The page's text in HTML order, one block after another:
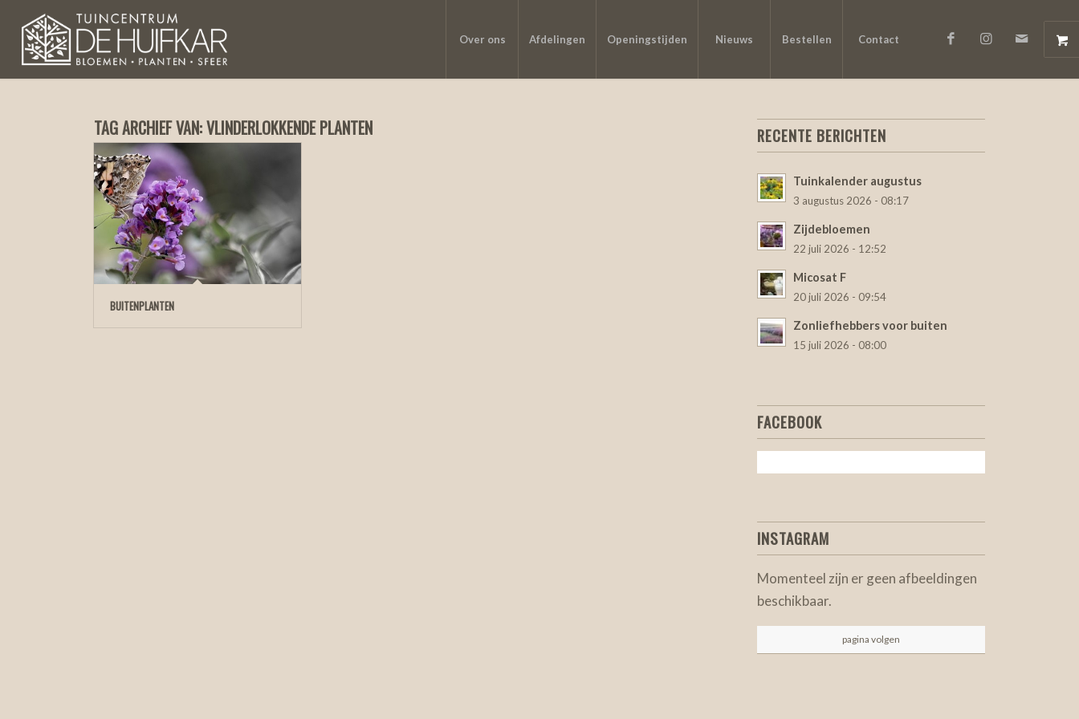
Over ons Afdelingen Openingstijden Nieuws Bestellen Contact
TAG ARCHIEF VAN:VLINDERLOKKENDE PLANTEN
BUITENPLANTEN
RECENTE BERICHTEN
Tuinkalender augustus
3 augustus 2026 - 08:17
Zijdebloemen
22 juli 2026 - 12:52
Micosat F
20 juli 2026 - 09:54
Zonliefhebbers voor buiten
15 juli 2026 - 08:00
FACEBOOK
INSTAGRAM
Momenteel zijn er geen afbeeldingen
beschikbaar.
pagina volgen